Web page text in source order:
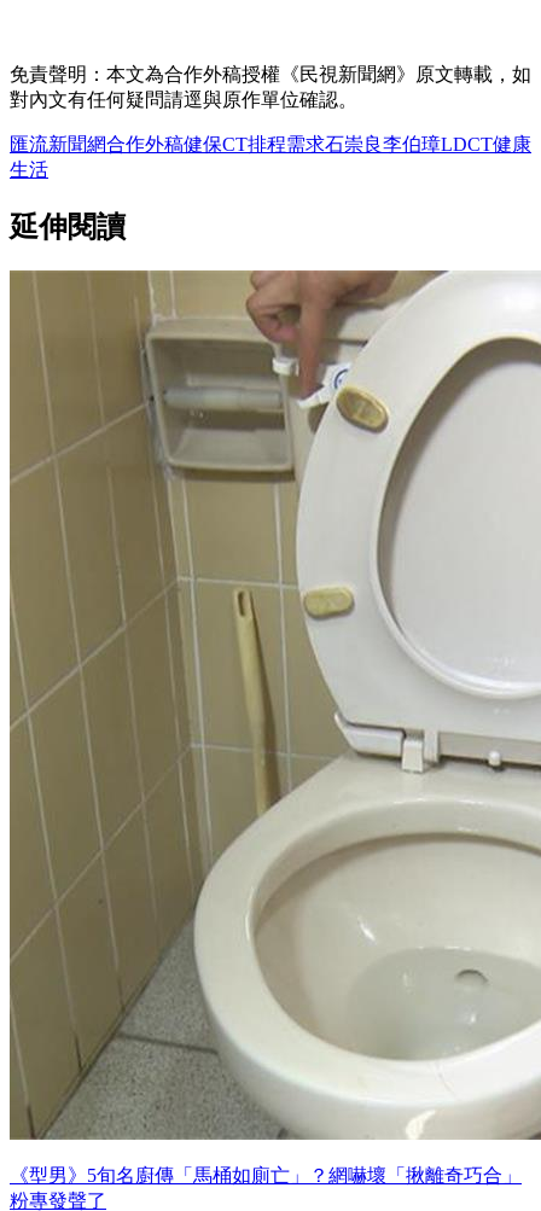
免責聲明：本文為合作外稿授權《民視新聞網》原文轉載，如
對內文有任何疑問請逕與原作單位確認。
匯流新聞網合作外稿健保CT排程需求石崇良李伯璋LDCT健康
生活
延伸閱讀
《型男》5旬名廚傳「馬桶如廁亡」？網嚇壞「揪離奇巧合」
粉專發聲了